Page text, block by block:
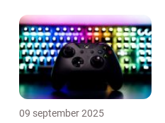
09 september 2025